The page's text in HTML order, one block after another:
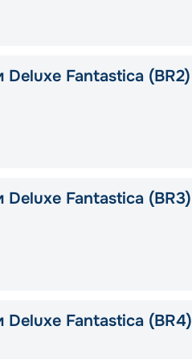
Fantastica (BR2)
Fantastica (BR3)
Deluxe Fantastica (BR4)